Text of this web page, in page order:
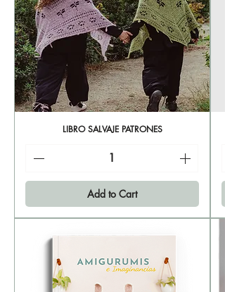
LIBRO SALVAJE PATRONES
Add to Cart